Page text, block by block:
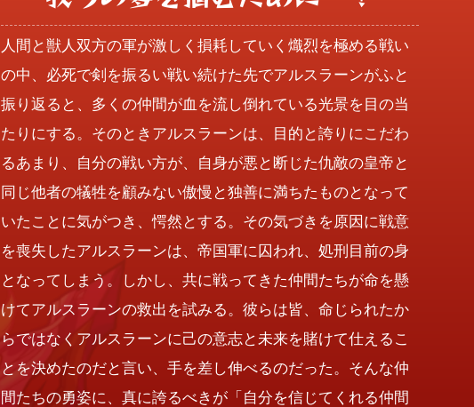
人間と獣人双方の軍が激しく損耗していく熾烈を極める戦い
の中、必死で剣を振るい戦い続けた先でアルスラーンがふと
振り返ると、多くの仲間が血を流し倒れている光景を目の当
たりにする。そのときアルスラーンは、目的と誇りにこだわ
るあまり、自分の戦い方が、自身が悪と断じた仇敵の皇帝と
同じ他者の犠牲を顧みない傲慢と独善に満ちたものとなって
いたことに気がつき、愕然とする。その気づきを原因に戦意
を喪失したアルスラーンは、帝国軍に囚われ、処刑目前の身
となってしまう。しかし、共に戦ってきた仲間たちが命を懸
けてアルスラーンの救出を試みる。彼らは皆、命じられたか
らではなくアルスラーンに己の意志と未来を賭けて仕えるこ
とを決めたのだと言い、手を差し伸べるのだった。そんな仲
間たちの勇姿に、真に誇るべきが「自分を信じてくれる仲間